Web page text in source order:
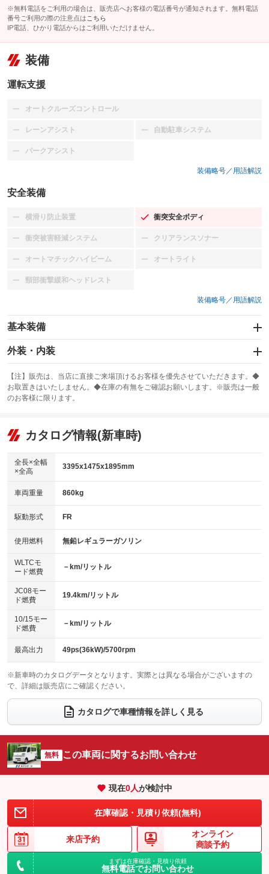
※無料電話をご利用の場合は、販売店へお客様の電話番号が通知されます。無料電話
番号ご利用の際の注意点は こちら
IP電話、ひかり電話からはご利用いただけません。
装備
運転支援
オートクルーズコントロール
：装備なし
レーンアシスト
：装備なし 自動駐車システム
：装備なし
パークアシスト
：装備なし
装備略号／用語解説
安全装備
横滑り防止装置
：装備なし 衝突安全ボディ
：装備あり
衝突被害軽減システム
：装備なし クリアランスソナー
：装備なし
オートマチックハイビーム
：装備なし オートライト
：装備なし
頸部衝撃緩和ヘッドレスト
：装備なし
装備略号／用語解説
基本装備
エアバッグ：運転席/助手席
：装備あり
：装備あり
サンルーフ
：装備なし ABS
リフトアップ
：装備なし
：装備なし
パワーウィンドウ
アイドリングストップ
：装備なし
USB入力端子
：装備なし
100V電源
：装備なし
センターデフロック
：装備なし
電動格納ミラー
：装備なし
外装・内装
カーナビ
：装備なし
TV
：装備なし
ビジュアル
：装備なし
：装備なし
革シート
キーレス
HID(キセノンライト)
：装備なし
バックカメラ
：装備なし
エアロ
：装備なし
：装備なし
パワーシート
ベンチシート
：装備あり
チップアップシート
：装備なし
：装備なし ：装備なし
ウォークスルー
：装備なし
電動リアゲート フロントカメラ
：装備なし
：装備なし ：装備なし
サイドカメラ
：装備なし ルーフレール
：装備なし
：装備なし
：装備なし
【注】販売は、当店に直接ご来場頂けるお客様を優先させていただきます。◆
お取置きはいたしません。◆在庫の有無をご確認お願いします。※販売は一般
のお客様に限ります。
カタログ情報(新車時)
全長×全幅
×全高
3395x1475x1895mm
車両重量 860kg
駆動形式 FR
使用燃料 無鉛レギュラーガソリン
WLTCモ
ード燃費
－km/リットル
JC08モー
ド燃費
19.4km/リットル
10/15モー
ド燃費
－km/リットル
最高出力 49ps(36kW)/5700rpm
※新車時のカタログデータとなります。実際とは異なる場合がございますの
で、詳細は販売店にご確認ください。
カタログで車種情報を詳しく見る
無料 この車両に関するお問い合わせ
現在0人が検討中
在庫確認・見積り依頼(無料)
来店予約
オンライン
商談予約
まずは在庫確認・見積り依頼
無料電話でお問い合わせ